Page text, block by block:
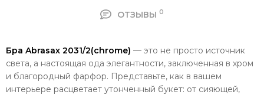
ОТЗЫВЫ 0
Бра Abrasax 2031/2(chrome) — это не просто источник
света, а настоящая ода элегантности, заключенная в хром
и благородный фарфор. Представьте, как в вашем
интерьере расцветает утонченный букет: от сияющей,